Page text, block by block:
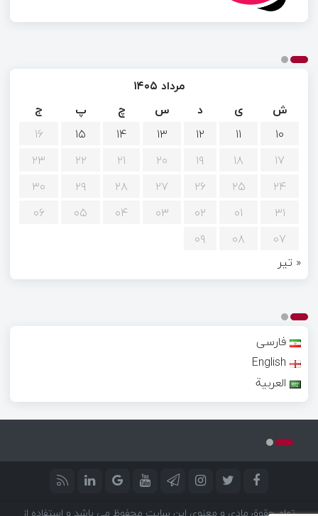
مرداد ۱۴۰۵
ش
ی د س چ پ
ج
۱۰
۱۱ ۱۲ ۱۳ ۱۴ ۱۵
۱۶
۱۷
۱۸ ۱۹ ۲۰ ۲۱ ۲۲
۲۳
۲۴
۲۵ ۲۶ ۲۷ ۲۸ ۲۹
۳۰
۳۱
۰۱ ۰۲ ۰۳ ۰۴ ۰۵
۰۶
۰۷
۰۸
۰۹
« تیر
فارسی
English
العربية